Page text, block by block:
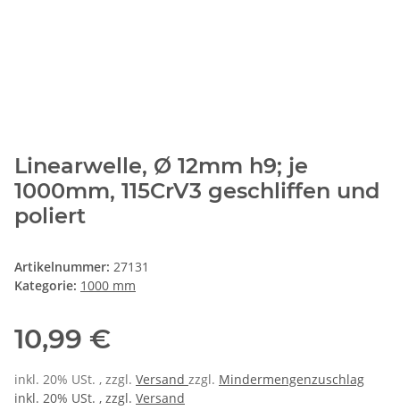
Linearwelle, Ø 12mm h9; je
1000mm, 115CrV3 geschliffen und
poliert
Artikelnummer: 27131
Kategorie: 1000 mm
10,99 €
inkl. 20% USt. , zzgl. Versand zzgl. Mindermengenzuschlag
inkl. 20% USt. , zzgl. Versand